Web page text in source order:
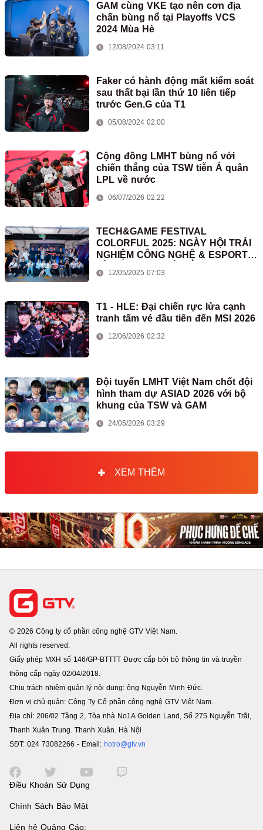
GAM cùng VKE tạo nên cơn địa
chấn bùng nổ tại Playoffs VCS
2024 Mùa Hè
12/08/2024 03:11
Faker có hành động mất kiểm soát
sau thất bại lần thứ 10 liên tiếp
trước Gen.G của T1
05/08/2024 02:00
Cộng đồng LMHT bùng nổ với
chiến thắng của TSW tiễn Á quân
LPL về nước
06/07/2026 02:22
TECH&GAME FESTIVAL
COLORFUL 2025: NGÀY HỘI TRẢI
NGHIỆM CÔNG NGHỆ & ESPORTS
12/05/2025 07:03
T1 - HLE: Đại chiến rực lửa cạnh
tranh tấm vé đầu tiên đến MSI 2026
12/06/2026 02:32
Đội tuyển LMHT Việt Nam chốt đội
hình tham dự ASIAD 2026 với bộ
khung của TSW và GAM
24/05/2026 03:29
XEM THÊM
© 2026 Công ty cổ phần công nghệ GTV Việt Nam.
All rights reserved.
Giấy phép MXH số 146/GP-BTTTT Được cấp bởi bộ thông tin và truyền
thông cấp ngày 02/04/2018.
Chịu trách nhiệm quản lý nội dung: ông Nguyễn Minh Đức.
Đơn vị chủ quản: Công Ty Cổ phần công nghệ GTV Việt Nam.
Địa chỉ: 206/02 Tầng 2, Tòa nhà No1A Golden Land, Số 275 Nguyễn Trãi,
Thanh Xuân Trung. Thanh Xuân. Hà Nội
SĐT: 024 73082266 - Email: hotro@gtv.vn
Điều Khoản Sử Dụng
Chính Sách Bảo Mật
Liên hệ Quảng Cáo: